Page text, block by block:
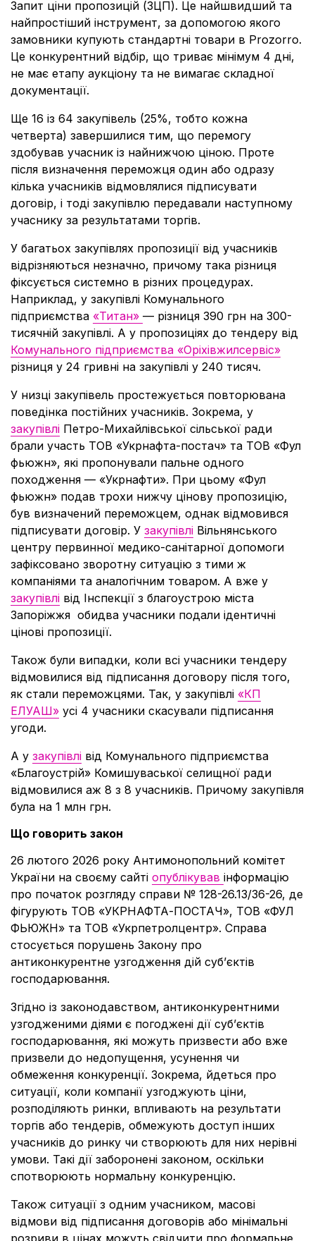
Запит ціни пропозицій (ЗЦП). Це найшвидший та
найпростіший інструмент, за допомогою якого
замовники купують стандартні товари в Prozorro.
Це конкурентний відбір, що триває мінімум 4 дні,
не має етапу аукціону та не вимагає складної
документації.
Ще 16 із 64 закупівель (25%, тобто кожна
четверта) завершилися тим, що перемогу
здобував учасник із найнижчою ціною. Проте
після визначення переможця один або одразу
кілька учасників відмовлялися підписувати
договір, і тоді закупівлю передавали наступному
учаснику за результатами торгів.
У багатьох закупівлях пропозиції від учасників
відрізняються незначно, причому така різниця
фіксується системно в різних процедурах.
Наприклад, у закупівлі Комунального
підприємства «Титан» — різниця 390 грн на 300-
тисячній закупівлі. А у пропозиціях до тендеру від
Комунального підприємства «Оріхівжилсервіс»
різниця у 24 гривні на закупівлі у 240 тисяч.
У низці закупівель простежується повторювана
поведінка постійних учасників. Зокрема, у
закупівлі Петро-Михайлівської сільської ради
брали участь ТОВ «Укрнафта-постач» та ТОВ «Фул
фьюжн», які пропонували пальне одного
походження — «Укрнафти». При цьому «Фул
фьюжн» подав трохи нижчу цінову пропозицію,
був визначений переможцем, однак відмовився
підписувати договір. У закупівлі Вільнянського
центру первинної медико-санітарної допомоги
зафіксовано зворотну ситуацію з тими ж
компаніями та аналогічним товаром. А вже у
закупівлі від Інспекції з благоустрою міста
Запоріжжя обидва учасники подали ідентичні
цінові пропозиції.
Також були випадки, коли всі учасники тендеру
відмовилися від підписання договору після того,
як стали переможцями. Так, у закупівлі «КП
ЕЛУАШ» усі 4 учасники скасували підписання
угоди.
А у закупівлі від Комунального підприємства
«Благоустрій» Комишуваської селищної ради
відмовилися аж 8 з 8 учасників. Причому закупівля
була на 1 млн грн.
Що говорить закон
26 лютого 2026 року Антимонопольний комітет
України на своєму сайті опублікував інформацію
про початок розгляду справи № 128-26.13/36-26, де
фігурують ТОВ «УКРНАФТА-ПОСТАЧ», ТОВ «ФУЛ
ФЬЮЖН» та ТОВ «Укрпетролцентр». Справа
стосується порушень Закону про
антиконкурентне узгодження дій суб’єктів
господарювання.
Згідно із законодавством, антиконкурентними
узгодженими діями є погоджені дії суб’єктів
господарювання, які можуть призвести або вже
призвели до недопущення, усунення чи
обмеження конкуренції. Зокрема, йдеться про
ситуації, коли компанії узгоджують ціни,
розподіляють ринки, впливають на результати
торгів або тендерів, обмежують доступ інших
учасників до ринку чи створюють для них нерівні
умови. Такі дії заборонені законом, оскільки
спотворюють нормальну конкуренцію.
Також ситуації з одним учасником, масові
відмови від підписання договорів або мінімальні
розриви в цінах можуть свідчити про формальне